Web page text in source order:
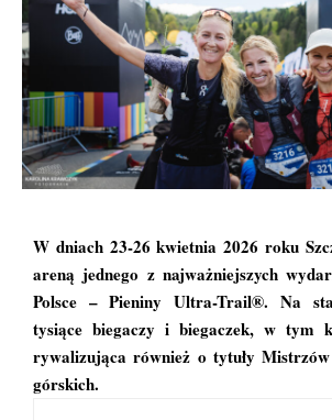
W dniach 23-26 kwietnia 2026 roku
areną jednego z najważniejszych
Polsce – Pieniny Ultra-Trail®. Na
tysiące biegaczy i biegaczek, w tym
rywalizująca również o tytuły
górskich.